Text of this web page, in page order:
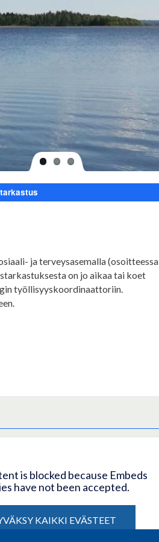
ja terveysasemalla (osoitteessa
on jo aikaa tai koet
työllisyyskoordinaattoriin.
is blocked because Embeds
have not been accepted.
KAIKKI EVÄSTEET